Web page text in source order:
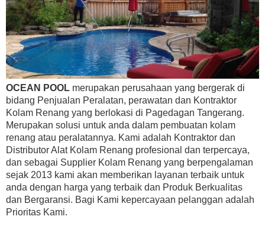
OCEAN POOL merupakan perusahaan yang bergerak di
bidang Penjualan Peralatan, perawatan dan Kontraktor
Kolam Renang yang berlokasi di Pagedagan Tangerang.
Merupakan solusi untuk anda dalam pembuatan kolam
renang atau peralatannya. Kami adalah Kontraktor dan
Distributor Alat Kolam Renang profesional dan terpercaya,
dan sebagai Supplier Kolam Renang yang berpengalaman
sejak 2013 kami akan memberikan layanan terbaik untuk
anda dengan harga yang terbaik dan Produk Berkualitas
dan Bergaransi. Bagi Kami kepercayaan pelanggan adalah
Prioritas Kami.